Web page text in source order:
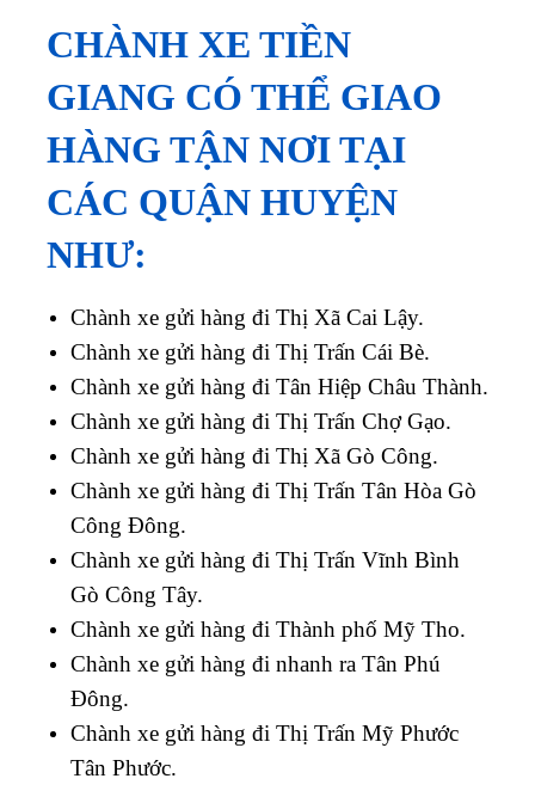
CHÀNH XE TIỀN
GIANG CÓ THỂ GIAO
HÀNG TẬN NƠI TẠI
CÁC QUẬN HUYỆN
NHƯ:
Chành xe gửi hàng đi Thị Xã Cai Lậy.
Chành xe gửi hàng đi Thị Trấn Cái Bè.
Chành xe gửi hàng đi Tân Hiệp Châu Thành.
Chành xe gửi hàng đi Thị Trấn Chợ Gạo.
Chành xe gửi hàng đi Thị Xã Gò Công.
Chành xe gửi hàng đi Thị Trấn Tân Hòa Gò
Công Đông.
Chành xe gửi hàng đi Thị Trấn Vĩnh Bình
Gò Công Tây.
Chành xe gửi hàng đi Thành phố Mỹ Tho.
Chành xe gửi hàng đi nhanh ra Tân Phú
Đông.
Chành xe gửi hàng đi Thị Trấn Mỹ Phước
Tân Phước.